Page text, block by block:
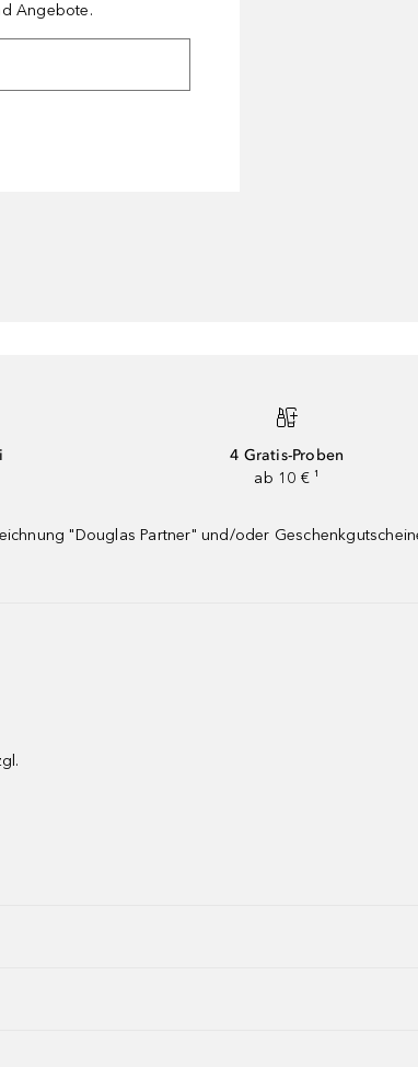
Angebote.
4 Gratis-Proben
ab 10 € ¹
"Douglas Partner" und/oder